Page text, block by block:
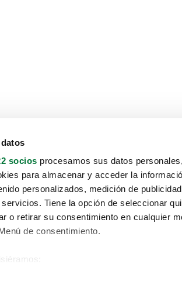
socios procesamos sus datos
para almacenar y acceder la
personalizados, medición de
Tiene la opción de seleccionar
o retirar su consentimiento en cualquier
de consentimiento.